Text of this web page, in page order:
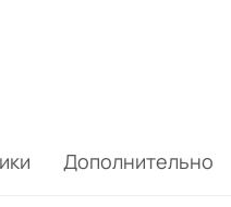
Дополнительно